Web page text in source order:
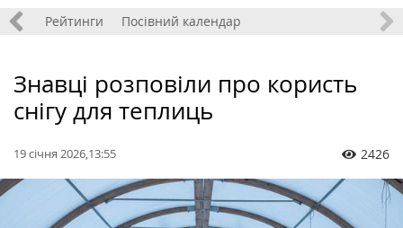
Рейтинги Посівний календар
Знавці розповіли про користь
снігу для теплиць
19 січня 2026,13:55 2426